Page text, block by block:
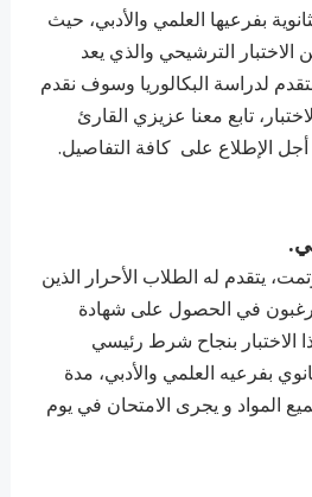
بفرعيها العلمي والأدبي، حيث
الترشيحي والذي يعد
لدراسة البكالوريا وسوف نقدم
تابع معنا عزيزي القارئ
أجل الإطلاع على كافة التفاصيل.
يتقدم له الطلاب الأحرار الذين
في الحصول على شهادة
الاختبار بنجاح شرط رئيسي
بفرعيه العلمي والأدبي، مدة
المواد و يجرى الامتحان في يوم